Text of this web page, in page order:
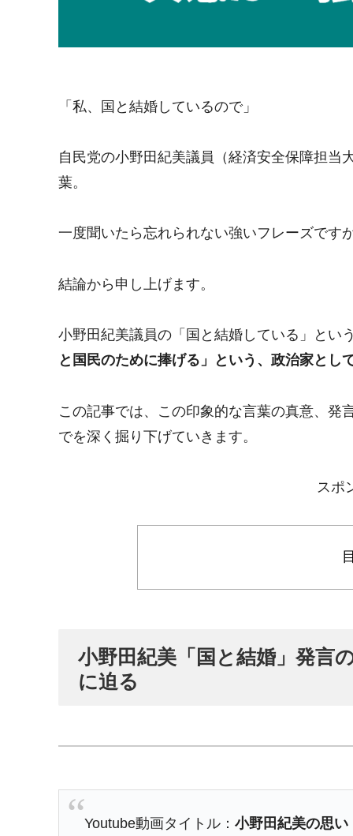
「私、国と結婚しているので」
自民党の小野田紀美議員（経済安全保障担当
葉。
一度聞いたら忘れられない強いフレーズです
結論から申し上げます。
小野田紀美議員の「国と結婚している」とい
と国民のために捧げる」という、政治家とし
この記事では、この印象的な言葉の真意、発
でを深く掘り下げていきます。
スポ
小野田紀美「国と結婚」発言
に迫る
Youtube動画タイトル：小野田紀美の思